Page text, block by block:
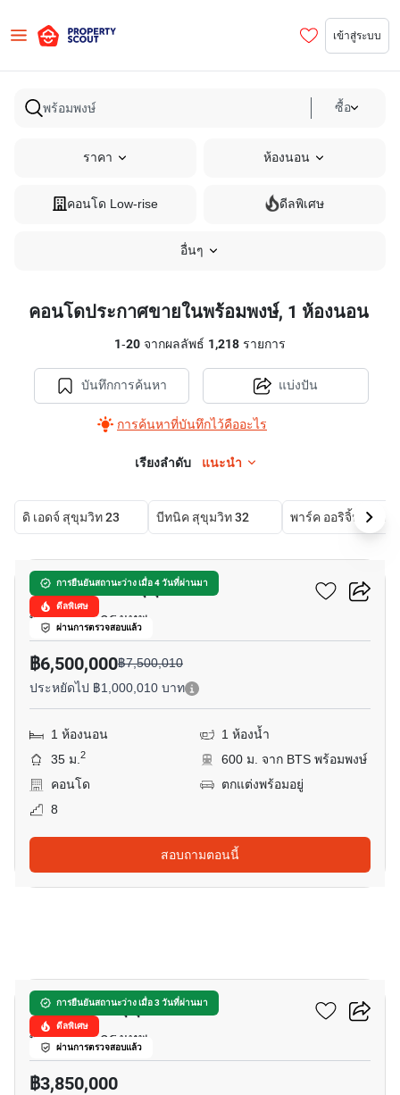
เข้าสู่ระบบ
ซื้อ
ราคา ห้องนอน
คอนโด Low-rise ดีลพิเศษ
อื่นๆ
คอนโดประกาศขายในพร้อมพงษ์, 1 ห้องนอน
1-20 จากผลลัพธ์ 1,218 รายการ
บันทึกการค้นหา
การค้นหาที่บันทึกไว้คืออะไร
แบ่งปัน
เรียงลำดับ แนะนำ
ดิ เอดจ์ สุขุมวิท 23 บีทนิค สุขุมวิท 32
การยืนยันสถานะว่าง เมื่อ 4 วันที่ผ่านมา
ดีลพิเศษ
ผ่านการตรวจสอบแล้ว
โนเบิล บีอี 33 สุขุมวิท
พร้อมพงษ์, กรุงเทพ
฿6,500,000฿7,500,010
ประหยัดไป ฿1,000,010 บาท
1 ห้องนอน
1 ห้องน้ำ
35 ม.2
600 ม. จาก BTS พร้อมพงษ์
คอนโด
ตกแต่งพร้อมอยู่
8
สอบถามตอนนี้
การยืนยันสถานะว่าง เมื่อ 3 วันที่ผ่านมา
ดีลพิเศษ
ผ่านการตรวจสอบแล้ว
ดิ แอมมิธิส สุขุมวิท 39
พร้อมพงษ์, กรุงเทพ
฿3,850,000